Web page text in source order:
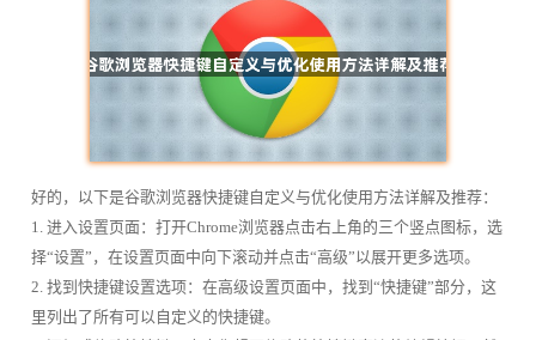
好的，以下是谷歌浏览器快捷键自定义与优化使用方法详解及推荐：
1. 进入设置页面：打开Chrome浏览器点击右上角的三个竖点图标，选
择“设置”，在设置页面中向下滚动并点击“高级”以展开更多选项。
2. 找到快捷键设置选项：在高级设置页面中，找到“快捷键”部分，这
里列出了所有可以自定义的快捷键。